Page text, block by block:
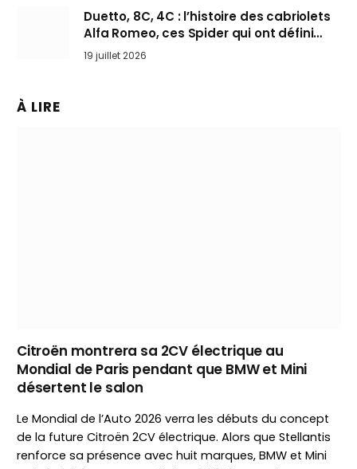
Duetto, 8C, 4C : l’histoire des cabriolets
Alfa Romeo, ces Spider qui ont défini
l’art de rouler cheveux au vent
19 juillet 2026
À LIRE
Citroën montrera sa 2CV électrique au
Mondial de Paris pendant que BMW et Mini
désertent le salon
Le Mondial de l’Auto 2026 verra les débuts du concept
de la future Citroën 2CV électrique. Alors que Stellantis
renforce sa présence avec huit marques, BMW et Mini